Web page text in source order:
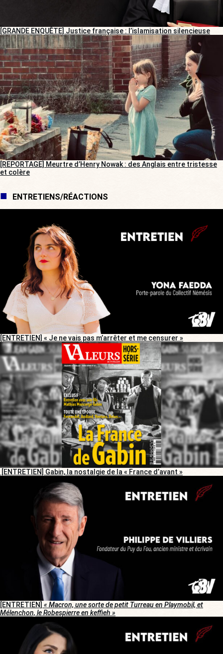
[GRANDE ENQUÊTE] Justice française : l’islamisation silencieuse
[REPORTAGE] Meurtre d’Henry Nowak : des Anglais entre tristesse
et colère
ENTRETIENS/RÉACTIONS
[ENTRETIEN] « Je ne vais pas m’arrêter et me censurer »
[ENTRETIEN] Gabin, la nostalgie de la « France d’avant »
[ENTRETIEN] « Macron, une sorte de petit Turreau en Playmobil, et
Mélenchon, le Robespierre en keffieh »